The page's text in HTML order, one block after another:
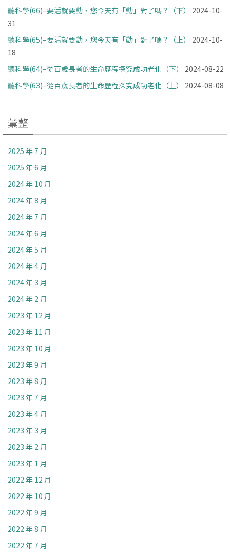
聽科學(66)–要活就要動，您今天有「動」對了嗎？（下）
2024-10-
31
聽科學(65)–要活就要動，您今天有「動」對了嗎？（上）
2024-10-
18
聽科學(64)–從百歲長者的生命歷程探究成功老化（下）
2024-08-22
聽科學(63)–從百歲長者的生命歷程探究成功老化（上）
2024-08-08
彙整
2025 年 7 月
2025 年 6 月
2024 年 10 月
2024 年 8 月
2024 年 7 月
2024 年 6 月
2024 年 5 月
2024 年 4 月
2024 年 3 月
2024 年 2 月
2023 年 12 月
2023 年 11 月
2023 年 10 月
2023 年 9 月
2023 年 8 月
2023 年 7 月
2023 年 4 月
2023 年 3 月
2023 年 2 月
2023 年 1 月
2022 年 12 月
2022 年 10 月
2022 年 9 月
2022 年 8 月
2022 年 7 月